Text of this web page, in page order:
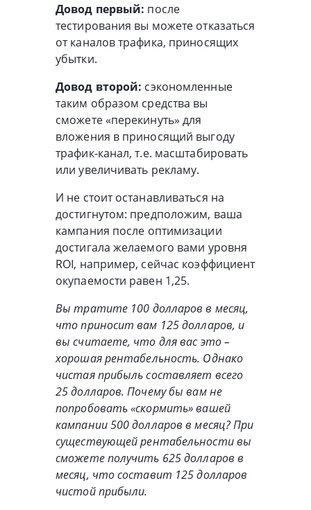
Довод первый: после
тестирования вы можете отказаться
от каналов трафика, приносящих
убытки.
Довод второй: сэкономленные
таким образом средства вы
сможете «перекинуть» для
вложения в приносящий выгоду
трафик-канал, т.е. масштабировать
или увеличивать рекламу.
И не стоит останавливаться на
достигнутом: предположим, ваша
кампания после оптимизации
достигала желаемого вами уровня
ROI, например, сейчас коэффициент
окупаемости равен 1,25.
Вы тратите 100 долларов в месяц,
что приносит вам 125 долларов, и
вы считаете, что для вас это –
хорошая рентабельность. Однако
чистая прибыль составляет всего
25 долларов. Почему бы вам не
попробовать «скормить» вашей
кампании 500 долларов в месяц? При
существующей рентабельности вы
сможете получить 625 долларов в
месяц, что составит 125 долларов
чистой прибыли.